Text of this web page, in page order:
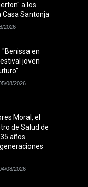
a los
Casa Santonja
2026
"Benissa en
joven
08/2026
Moral, el
de Salud de
años
08/2026